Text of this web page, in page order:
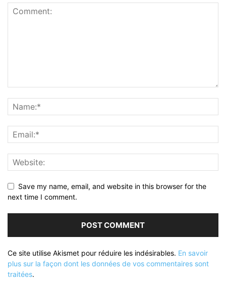
Save my name, email, and website in this browser for the
next time I comment.
Ce site utilise Akismet pour réduire les indésirables. En savoir
plus sur la façon dont les données de vos commentaires sont
traitées.